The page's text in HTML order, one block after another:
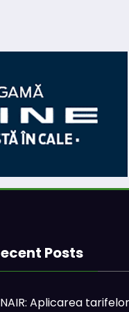
Posts
Aplicarea